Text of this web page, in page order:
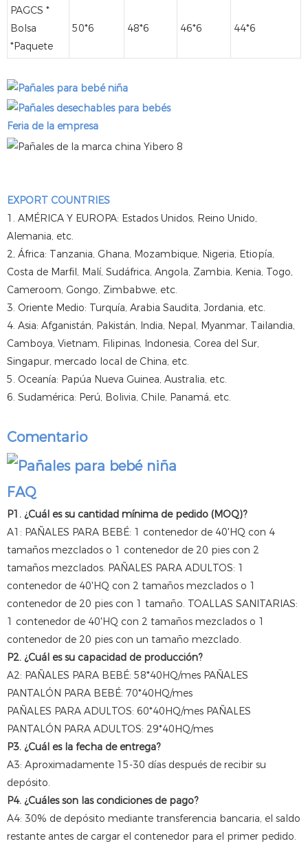
PAGCS *
Bolsa
*Paquete
50*6 48*6 46*6 44*6
Feria de la empresa
EXPORT COUNTRIES
1. AMÉRICA Y EUROPA: Estados Unidos, Reino Unido,
Alemania, etc.
2, África: Tanzania, Ghana, Mozambique, Nigeria, Etiopía,
Costa de Marfil, Malí, Sudáfrica, Angola, Zambia, Kenia, Togo,
Cameroom, Gongo, Zimbabwe, etc.
3. Oriente Medio: Turquía, Arabia Saudita, Jordania, etc.
4. Asia: Afganistán, Pakistán, India, Nepal, Myanmar, Tailandia,
Camboya, Vietnam, Filipinas, Indonesia, Corea del Sur,
Singapur, mercado local de China, etc.
5. Oceanía: Papúa Nueva Guinea, Australia, etc.
6. Sudamérica: Perú, Bolivia, Chile, Panamá, etc.
Comentario
FAQ
P1. ¿Cuál es su cantidad mínima de pedido (MOQ)?
A1: PAÑALES PARA BEBÉ: 1 contenedor de 40'HQ con 4
tamaños mezclados o 1 contenedor de 20 pies con 2
tamaños mezclados. PAÑALES PARA ADULTOS: 1
contenedor de 40'HQ con 2 tamaños mezclados o 1
contenedor de 20 pies con 1 tamaño. TOALLAS SANITARIAS:
1 contenedor de 40'HQ con 2 tamaños mezclados o 1
contenedor de 20 pies con un tamaño mezclado.
P2. ¿Cuál es su capacidad de producción?
A2: PAÑALES PARA BEBÉ: 58*40HQ/mes PAÑALES
PANTALÓN PARA BEBÉ: 70*40HQ/mes
PAÑALES PARA ADULTOS: 60*40HQ/mes PAÑALES
PANTALÓN PARA ADULTOS: 29*40HQ/mes
P3. ¿Cuál es la fecha de entrega?
A3: Aproximadamente 15-30 días después de recibir su
depósito.
P4. ¿Cuáles son las condiciones de pago?
A4: 30% de depósito mediante transferencia bancaria, el saldo
restante antes de cargar el contenedor para el primer pedido.